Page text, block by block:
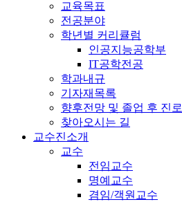
교육목표
전공분야
학년별 커리큘럼
인공지능공학부
IT공학전공
학과내규
기자재목록
향후전망 및 졸업 후 진로
찾아오시는 길
교수진소개
교수
전임교수
명예교수
겸임/객원교수